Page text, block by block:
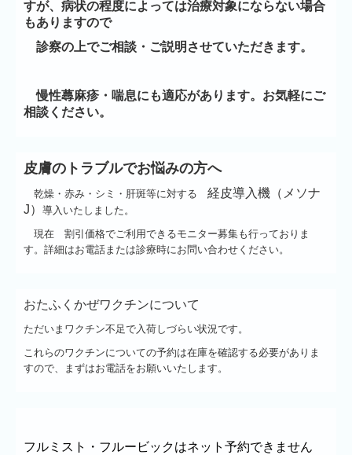
すが、 病状の程度によっては治療対象にならない場合
もありますので
診察の上でご相談・ご説明させていただきます。
慢性蕁麻疹・喘息にも適応があります。お気軽にご
相談ください。
皮膚のトラブルでお悩みの方へ
乾燥・赤み・シミ・肝斑等に対する 経皮導入機（メソナ
J） 導入いたしました。
現在 割引価格でご利用できるモニター募集も行っておりま
す。詳細はお電話または診療時にお問い合わせください。
おたふくかぜワクチンについて
ただいまワクチン不足で入荷しづらい状況です。
これらのワクチンについての予約は在庫を確認する必要がありま
すので、まずはお電話をお願いいたします。
フルミスト・フルービックはネット予約できません